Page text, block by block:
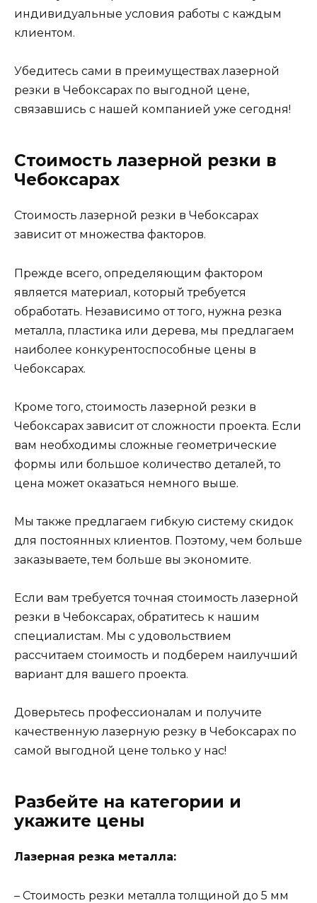
индивидуальные условия работы с каждым
клиентом.
Убедитесь сами в преимуществах лазерной
резки в Чебоксарах по выгодной цене,
связавшись с нашей компанией уже сегодня!
Стоимость лазерной резки в
Чебоксарах
Стоимость лазерной резки в Чебоксарах
зависит от множества факторов.
Прежде всего, определяющим фактором
является материал, который требуется
обработать. Независимо от того, нужна резка
металла, пластика или дерева, мы предлагаем
наиболее конкурентоспособные цены в
Чебоксарах.
Кроме того, стоимость лазерной резки в
Чебоксарах зависит от сложности проекта. Если
вам необходимы сложные геометрические
формы или большое количество деталей, то
цена может оказаться немного выше.
Мы также предлагаем гибкую систему скидок
для постоянных клиентов. Поэтому, чем больше
заказываете, тем больше вы экономите.
Если вам требуется точная стоимость лазерной
резки в Чебоксарах, обратитесь к нашим
специалистам. Мы с удовольствием
рассчитаем стоимость и подберем наилучший
вариант для вашего проекта.
Доверьтесь профессионалам и получите
качественную лазерную резку в Чебоксарах по
самой выгодной цене только у нас!
Разбейте на категории и
укажите цены
Лазерная резка металла:
– Стоимость резки металла толщиной до 5 мм